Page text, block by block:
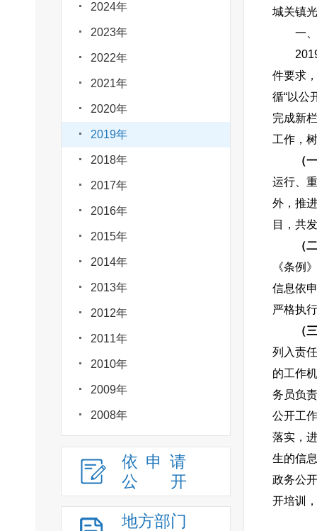
2024年
2023年
2022年
2021年
2020年
2019年
2018年
2017年
2016年
2015年
2014年
2013年
2012年
2011年
2010年
2009年
2008年
依申请
公
开
地方部门
城关镇
一
件要求
循“以公
完成新
工作，
（
运行、
外，推
目，共
（
《条例
信息依
严格执
（
列入责
的工作
务员负
公开工
落实，
生的信
政务公
开培训